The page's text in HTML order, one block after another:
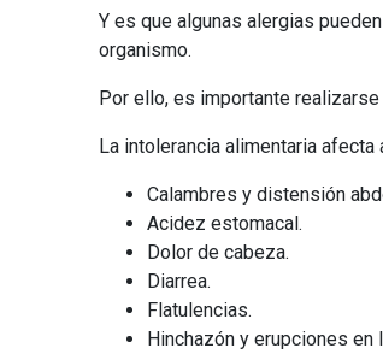
Y es que algunas alergias
organismo.
Por ello, es importante
La intolerancia alimentaria
Calambres y distensión
Acidez estomacal.
Dolor de cabeza.
Diarrea.
Flatulencias.
Hinchazón y erupciones en